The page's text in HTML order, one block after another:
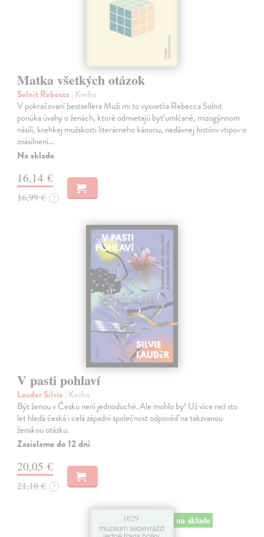
Matka všetkých otázok
Solnit Rebecca| Kniha
V pokračovaní bestsellera Muži mi to vysvetlia Rebecca Solnit
ponúka úvahy o ženách, ktoré odmietajú byť umlčané, mizogýnnom
násilí, krehkej mužskosti literárneho kánonu, nedávnej histórii vtipov o
znásilnení…
Na sklade
16,14 €
16,99 € ?
V pasti pohlaví
Lauder Silvie | Kniha
Být ženou v Česku není jednoduché. Ale mohlo by! Už více než sto
let hledá česká i celá západní společnost odpověď na takzvanou
ženskou otázku.
Zasielame do 12 dní
20,05 €
21,10 € ?
na sklade